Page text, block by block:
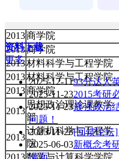
2013商学院
2013商学院
2013材料科学与工程学院
2013材料科学与工程学院
2013商学院
2013
思想政治理论课教学
部
2013
计算机科学与工程学
院
2013数学与计算科学学院
资料下载
更多
2025-12-1193分达人
2025-11-232015考研
2025-11-23最强政治
问题！
2025-11-23[回馈论坛
2025-06-03新概念考
满面